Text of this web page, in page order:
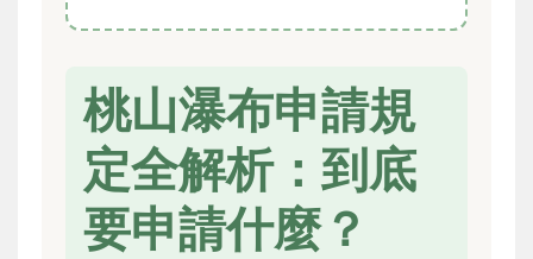
桃山瀑布申請規
定全解析：到底
要申請什麼？